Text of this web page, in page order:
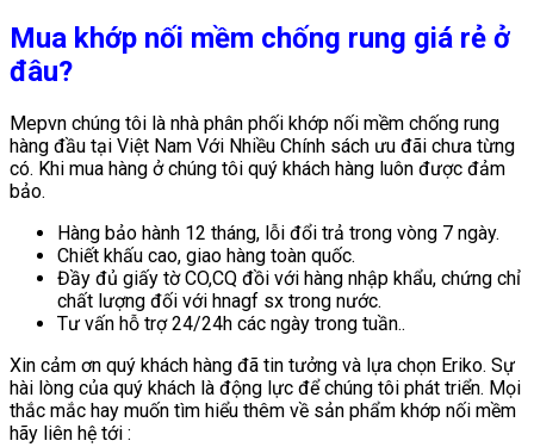
Mua khớp nối mềm chống rung giá rẻ ở
đâu?
Mepvn chúng tôi là nhà phân phối khớp nối mềm chống rung
hàng đầu tại Việt Nam Với Nhiều Chính sách ưu đãi chưa từng
có. Khi mua hàng ở chúng tôi quý khách hàng luôn được đảm
bảo.
Hàng bảo hành 12 tháng, lỗi đổi trả trong vòng 7 ngày.
Chiết khấu cao, giao hàng toàn quốc.
Đầy đủ giấy tờ CO,CQ đồi với hàng nhập khẩu, chứng chỉ
chất lượng đối với hnagf sx trong nước.
Tư vấn hỗ trợ 24/24h các ngày trong tuần..
Xin cảm ơn quý khách hàng đã tin tưởng và lựa chọn Eriko. Sự
hài lòng của quý khách là động lực để chúng tôi phát triển. Mọi
thắc mắc hay muốn tìm hiểu thêm về sản phẩm khớp nối mềm
hãy liên hệ tới :